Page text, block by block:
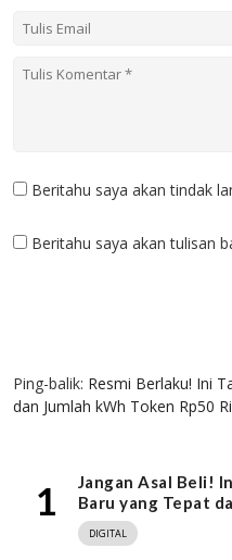
Beritahu saya akan tindak
Beritahu saya akan tulisan
Ping-balik: Resmi Berlaku! Ini
dan Jumlah kWh Token Rp50
1
Jangan Asal Beli!
Baru yang Tepat
DIGITAL